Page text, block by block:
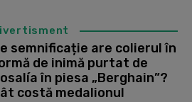
semnificație are colierul în
de inimă purtat de
în piesa „Berghain”?
costă medalionul